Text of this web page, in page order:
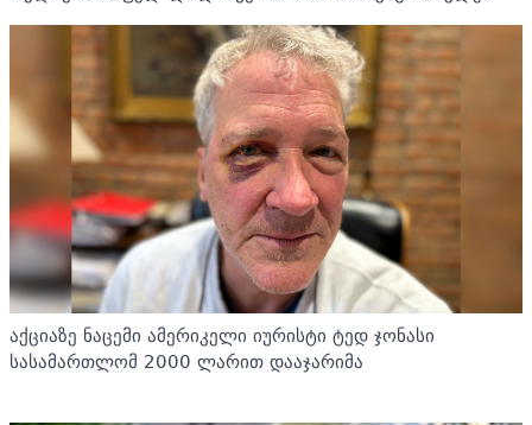
აქციაზე ნაცემი ამერიკელი იურისტი ტედ ჯონასი
სასამართლომ 2000 ლარით დააჯარიმა